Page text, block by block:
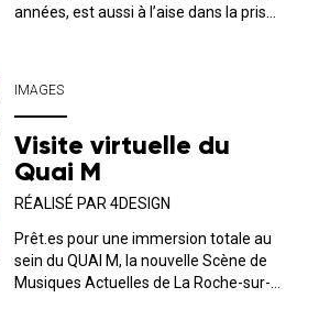
années, est aussi à l’aise dans la prise
sans doute aperçu lors de concerts au
F...
IMAGES
Visite virtuelle du
Quai M
RÉALISÉ PAR 4DESIGN
Prêt.es pour une immersion totale au
sein du QUAI M, la nouvelle Scène de
Musiques Actuelles de La Roche-sur-